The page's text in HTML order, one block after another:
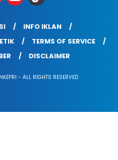
INFO IKLAN
TERMS OF SERVICE
DISCLAIMER
- ALL RIGHTS RESERVED